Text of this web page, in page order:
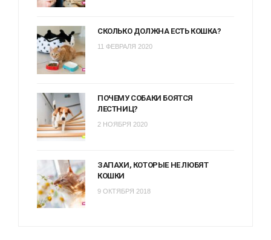
СКОЛЬКО ДОЛЖНА ЕСТЬ КОШКА?
11 ФЕВРАЛЯ 2020
ПОЧЕМУ СОБАКИ БОЯТСЯ
ЛЕСТНИЦ?
2 НОЯБРЯ 2020
ЗАПАХИ, КОТОРЫЕ НЕ ЛЮБЯТ
КОШКИ
9 ОКТЯБРЯ 2018